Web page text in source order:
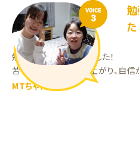
VOICE
3
た
勉強に前向きになりました！
苦手科目の理解度が上がり、自信
MTちゃん（中2）